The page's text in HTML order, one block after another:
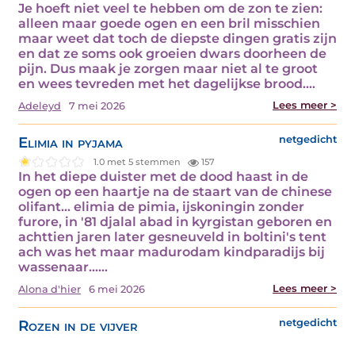
Je hoeft niet veel te hebben om de zon te zien:
alleen maar goede ogen en een bril misschien
maar weet dat toch de diepste dingen gratis zijn
en dat ze soms ook groeien dwars doorheen de
pijn. Dus maak je zorgen maar niet al te groot
en wees tevreden met het dagelijkse brood.…
Adeleyd 7 mei 2026 Lees meer >
Elimia in pyjama netgedicht
1.0 met 5 stemmen 157
In het diepe duister met de dood haast in de
ogen op een haartje na de staart van de chinese
olifant... elimia de pimia, ijskoningin zonder
furore, in '81 djalal abad in kyrgistan geboren en
achttien jaren later gesneuveld in boltini's tent
ach was het maar madurodam kindparadijs bij
wassenaar...…
Alona d'hier 6 mei 2026 Lees meer >
Rozen in de vijver netgedicht